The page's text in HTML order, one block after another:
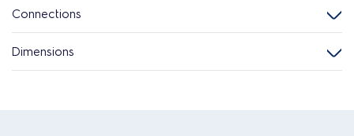
Connections
Dimensions